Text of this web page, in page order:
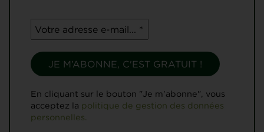
En cliquant sur le bouton "Je m'abonne", vous
acceptez la politique de gestion des données
personnelles.